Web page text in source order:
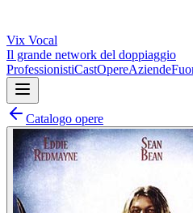
Vix Vocal
Il grande network del doppiaggio
ProfessionistiCastOpereAziende
Catalogo opere